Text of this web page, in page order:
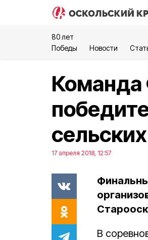
80 лет
Победы
Новости
Команда
17 апреля 2018, 12:57
В